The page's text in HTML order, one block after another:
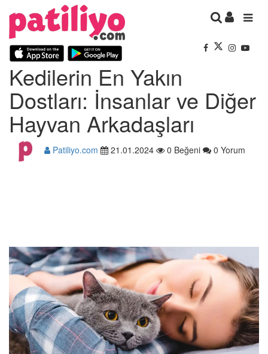
Kedilerin En Yakın
Dostları: İnsanlar ve Diğer
Hayvan Arkadaşları
Patiliyo.com 21.01.2024 0 Beğeni 0 Yorum